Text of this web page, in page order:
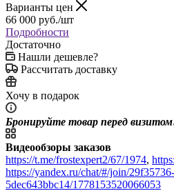
Варианты цен
66 000 руб./шт
Подробности
Достаточно
Нашли дешевле?
Рассчитать доставку
Хочу в подарок
Бронируйте товар перед
Видеообзоры заказов
https://t.me/frostexpert2/67/1974,
https://yandex.ru/chat/#/join/
5dec643bbc14/1778153520066053